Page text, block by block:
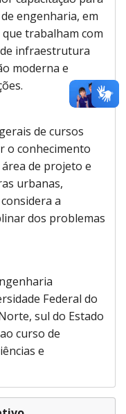
engenharia, em
trabalham com
infraestrutura
moderna e
de cursos
o conhecimento
de projeto e
urbanas,
a
dos problemas
Federal do
sul do Estado
curso de
e